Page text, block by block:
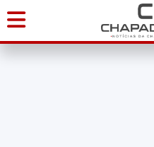
Início